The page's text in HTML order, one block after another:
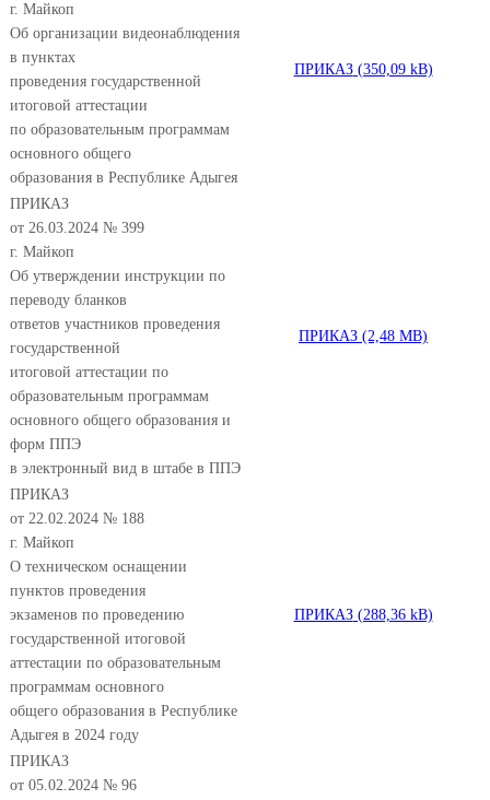
г. Майкоп
Об организации видеонаблюдения
в пунктах
проведения государственной
итоговой аттестации
по образовательным программам
основного общего
образования в Республике Адыгея
ПРИКАЗ
ПРИКАЗ
от 26.03.2024 № 399
г. Майкоп
Об утверждении инструкции по
переводу бланков
ответов участников проведения
государственной
итоговой аттестации по
образовательным программам
основного общего образования и
форм ППЭ
в электронный вид в штабе в ППЭ
ПРИКАЗ
ПРИКАЗ
от 22.02.2024 № 188
г. Майкоп
О техническом оснащении
пунктов проведения
экзаменов по проведению
государственной итоговой
аттестации по образовательным
программам основного
общего образования в Республике
Адыгея в 2024 году
ПРИКАЗ
ПРИКАЗ
от 05.02.2024 № 96